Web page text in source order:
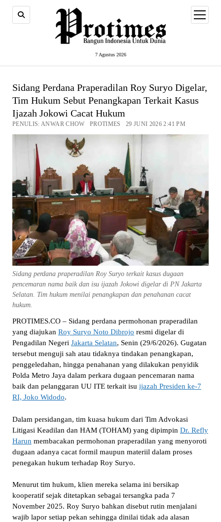
7 Agustus 2026
open
menu
Sidang Perdana Praperadilan Roy Suryo Digelar,
Tim Hukum Sebut Penangkapan Terkait Kasus
Ijazah Jokowi Cacat Hukum
PENULIS: ANWAR CHOW PROTIMES 29 JUNI 2026 2:41 PM
Sidang perdana praperadilan Roy Suryo terkait kasus dugaan
pencemaran nama baik dan isu ijazah Jokowi digelar di PN Jakarta
Selatan. Tim hukum menilai penangkapan dan penahanan cacat
hukum.
PROTIMES.CO – Sidang perdana permohonan praperadilan
yang diajukan Roy Suryo Noto Dibrojo resmi digelar di
Pengadilan Negeri Jakarta Selatan, Senin (29/6/2026). Gugatan
tersebut menguji sah atau tidaknya tindakan penangkapan,
penggeledahan, hingga penahanan yang dilakukan penyidik
Polda Metro Jaya dalam perkara dugaan pencemaran nama
baik dan pelanggaran UU ITE terkait isu ijazah Presiden ke-7
RI, Joko Widodo.
Dalam persidangan, tim kuasa hukum dari Tim Advokasi
Litigasi Keadilan dan HAM (TOHAM) yang dipimpin Dr. Refly
Harun membacakan permohonan praperadilan yang menyoroti
dugaan adanya cacat formil maupun materiil dalam proses
penegakan hukum terhadap Roy Suryo.
Menurut tim hukum, klien mereka selama ini bersikap
kooperatif sejak ditetapkan sebagai tersangka pada 7
November 2025. Roy Suryo bahkan disebut rutin menjalani
wajib lapor setiap pekan sehingga dinilai tidak ada alasan